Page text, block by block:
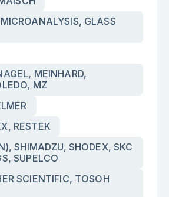
GLASS
MEINHARD,
MZ
RESTEK
SHIMADZU, SHODEX, SKC
SUPELCO
SCIENTIFIC, TOSOH